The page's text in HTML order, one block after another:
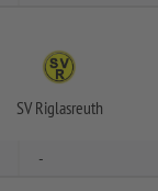
SV Riglasreuth
-